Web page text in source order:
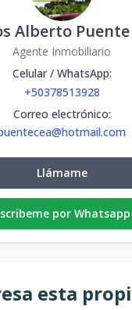
Alberto Puente
Agente Inmobiliario
Celular / WhatsApp:
+50378513928
Correo electrónico:
Llámame
por Whatsapp
esta